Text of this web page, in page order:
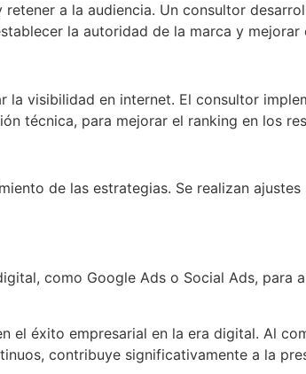
a la audiencia. Un consultor
la autoridad de la marca y mejorar
visibilidad en internet. El consultor
técnica, para mejorar el ranking en los
de las estrategias. Se realizan
como Google Ads o Social Ads, para
el éxito empresarial en la era digital. Al
contribuye significativamente a la